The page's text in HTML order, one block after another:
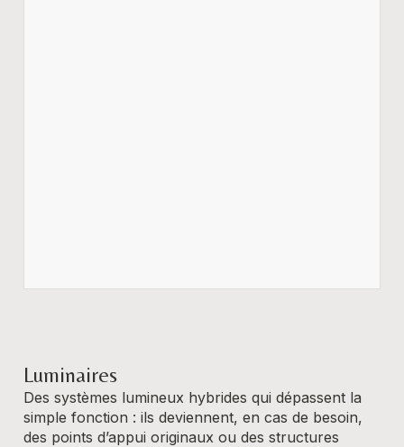
Luminaires
Des systèmes lumineux hybrides qui dépassent la
simple fonction : ils deviennent, en cas de besoin,
des points d’appui originaux ou des structures